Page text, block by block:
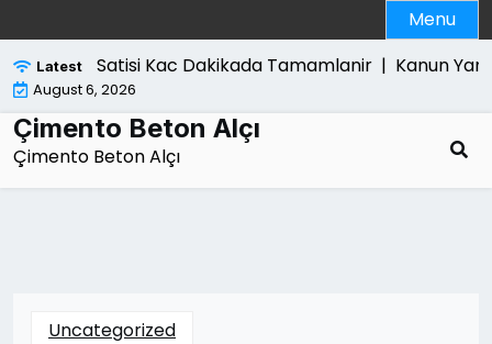
to
content
Menu
LatestSatisi Kac Dakikada Tamamlanir |Kanun
August 6, 2026
Çimento Beton Alçı
Çimento Beton Alçı
Uncategorized